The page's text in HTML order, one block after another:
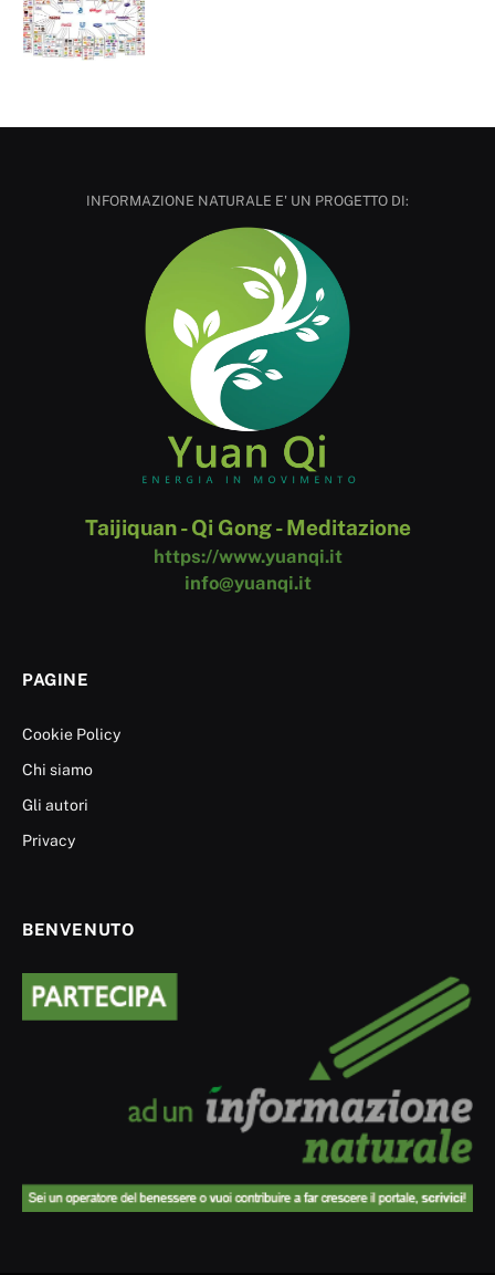
INFORMAZIONE NATURALE E' UN PROGETTO DI:
Taijiquan - Qi Gong - Meditazione
https://www.yuanqi.it
info@yuanqi.it
PAGINE
Cookie Policy
Chi siamo
Gli autori
Privacy
BENVENUTO